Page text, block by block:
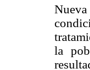
la